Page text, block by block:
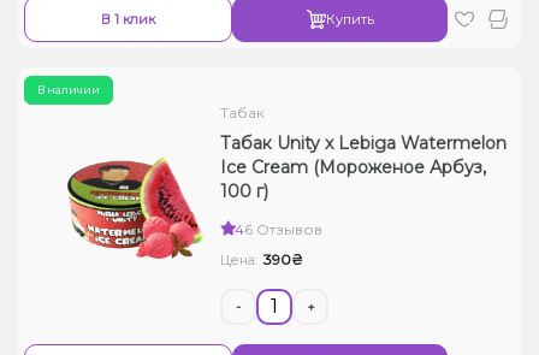
В 1 клик Купить
В наличии
Табак
Табак Unity x Lebiga Watermelon
Ice Cream (Мороженое Арбуз,
100 г)
46 Отзывов
Цена: 390₴
- +